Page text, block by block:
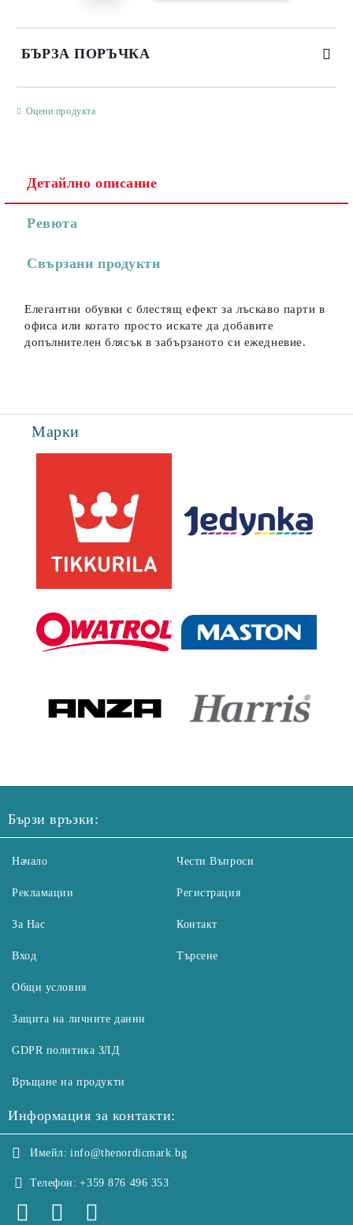
БЪРЗА ПОРЪЧКА
Оцени продукта
Детайлно описание
Ревюта
Свързани продукти
Елегантни обувки с блестящ ефект за лъскаво парти в
офиса или когато просто искате да добавите
допълнителен блясък в забързаното си ежедневие.
Марки
Бързи връзки:
Начало
Рекламации
За Нас
Вход
Чести Въпроси
Регистрация
Контакт
Търсене
Общи условия
Защита на личните данни
GDPR политика ЗЛД
Връщане на продукти
Информация за контакти:
Имейл: info@thenordicmark.bg
Телефон: +359 876 496 353